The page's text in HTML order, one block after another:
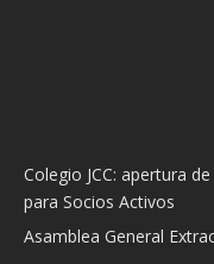
Colegio JCC: apertura
para Socios Activos
Asamblea General